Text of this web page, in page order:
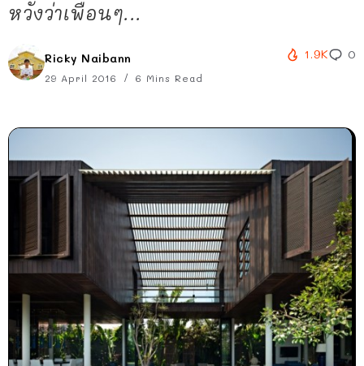
หวังว่าเพื่อนๆ...
Ricky Naibann
29 April 2016 6 Mins Read
1.9K 0